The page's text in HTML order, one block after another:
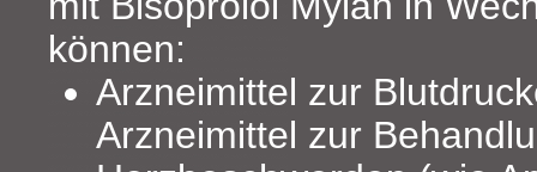
können:
Arzneimittel zur
Arzneimittel zur